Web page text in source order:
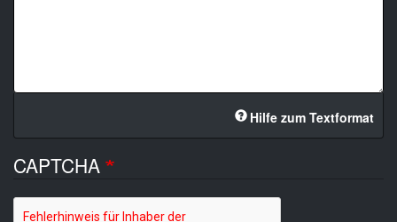
Hilfe zum Textformat
CAPTCHA